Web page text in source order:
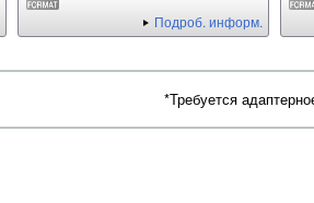
Подроб. информ.
*Требуется